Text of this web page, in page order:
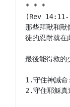
* * *
(Rev 14:11-
那些拜獸和獸
徒的忍耐就在
最後能得救的
1.守住神誡
2.守住耶穌